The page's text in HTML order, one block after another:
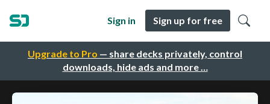
Upgrade to Pro — share decks privately, control
downloads, hide ads and more …
Sign in Sign up for free